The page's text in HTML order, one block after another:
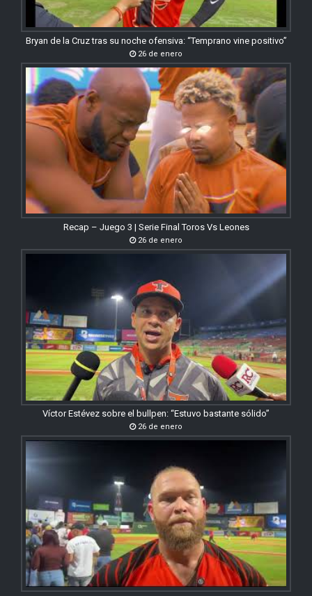
Bryan de la Cruz tras su noche ofensiva: “Temprano vine positivo”
26 de enero
Recap – Juego 3 | Serie Final Toros Vs Leones
26 de enero
Víctor Estévez sobre el bullpen: “Estuvo bastante sólido”
26 de enero